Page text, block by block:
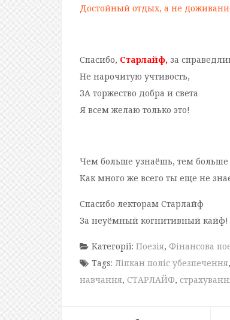
Достойный отдых, а не
Спасибо, Старлайф, за
Не нарочитую учтивость,
ЗА торжество добра и света
Я всем желаю только это!
Чем больше узнаёшь, тем
Как много же всего ты еще не
Спасибо лекторам Старлайф
За неуёмный когнитивный кайф!
Категорії: Поезія, Фінансова
Tags: Ліпкан поліс убезпечення,
навчання, СТАРЛАЙФ,